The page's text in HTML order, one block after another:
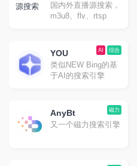
索
国内外直播源搜索，
m3u8、flv、rtsp
综合
AI
YOU
类似NEW Bing的基
于AI的搜索引擎
磁力
AnyBt
又一个磁力搜索引擎